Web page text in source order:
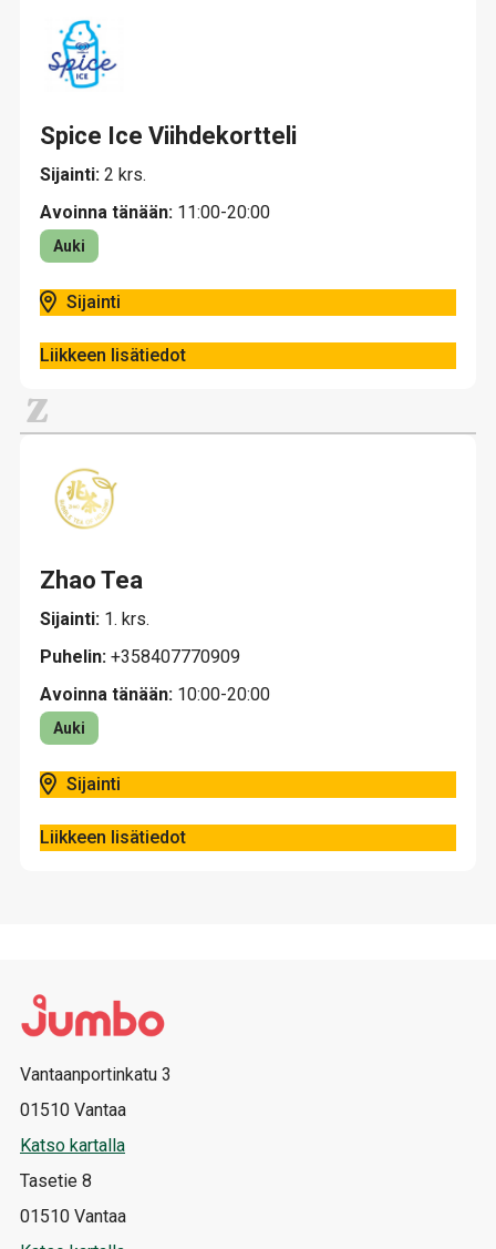
Spice Ice Viihdekortteli
Sijainti: 2 krs.
Avoinna tänään: 11:00-20:00
Auki
Sijainti
Liikkeen lisätiedot
Z
Zhao Tea
Sijainti: 1. krs.
Puhelin: +358407770909
Avoinna tänään: 10:00-20:00
Auki
Sijainti
Liikkeen lisätiedot
Vantaanportinkatu 3
01510 Vantaa
Katso kartalla
Tasetie 8
01510 Vantaa